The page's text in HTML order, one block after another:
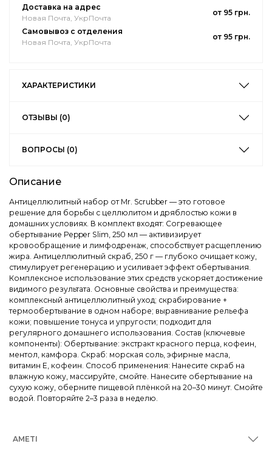
Доставка на адрес
Новая Почта, УкрПочта
от 95 грн.
Самовывоз с отделения
Новая Почта, УкрПочта
от 95 грн.
ХАРАКТЕРИСТИКИ
ОТЗЫВЫ (0)
ВОПРОСЫ (0)
Описание
Антицеллюлитный набор от Mr. Scrubber — это готовое
решение для борьбы с целлюлитом и дряблостью кожи в
домашних условиях. В комплект входят: Согревающее
обертывание Pepper Slim, 250 мл — активизирует
кровообращение и лимфодренаж, способствует расщеплению
жира. Антицеллюлитный скраб, 250 г — глубоко очищает кожу,
стимулирует регенерацию и усиливает эффект обертывания.
Комплексное использование этих средств ускоряет достижение
видимого результата. Основные свойства и преимущества:
комплексный антицеллюлитный уход; скрабирование +
термообертывание в одном наборе; выравнивание рельефа
кожи; повышение тонуса и упругости; подходит для
регулярного домашнего использования. Состав (ключевые
компоненты): Обертывание: экстракт красного перца, кофеин,
ментол, камфора. Скраб: морская соль, эфирные масла,
витамин Е, кофеин. Способ применения: Нанесите скраб на
влажную кожу, массируйте, смойте. Нанесите обертывание на
сухую кожу, оберните пищевой плёнкой на 20–30 минут. Смойте
водой. Повторяйте 2–3 раза в неделю.
AMETI